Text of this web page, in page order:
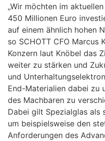
„Wir möchten im
450 Millionen Euro
auf einem ähnlich hohen
so SCHOTT CFO
Konzern laut Knöbel das
weiter zu stärken und
und
End-Materialien dabei zu
des Machbaren zu
Dabei gilt Spezialglas als
um beispielsweise den
Anforderungen des